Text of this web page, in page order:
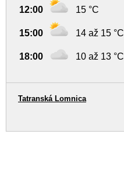
12:00 15 °C
15:00 14 až 15 °C
18:00 10 až 13 °C
Tatranská Lomnica